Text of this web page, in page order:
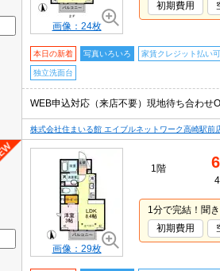
画像：24枚
初期費用
本日の新着 写真いろいろ 家賃クレジット払い
独立洗面台
株式会社住まいる館 エイブルネットワーク高崎駅前
画像：29枚
1階
1分で完結！聞
初期費用